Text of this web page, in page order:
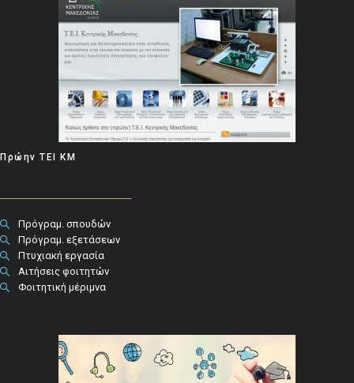
Πρώην ΤΕΙ ΚΜ
Πρόγραμ. σπουδών
Πρόγραμ. εξετάσεων
Πτυχιακή εργασία
Αιτήσεις φοιτητών
Φοιτητική μέριμνα